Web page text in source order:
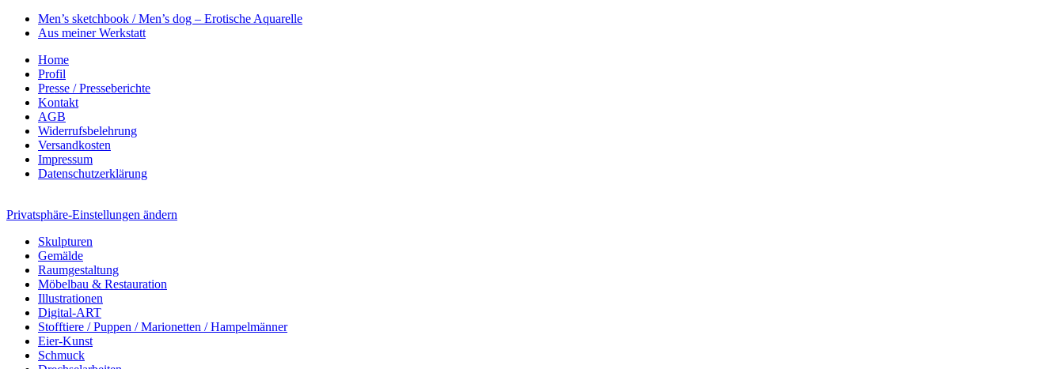
Men’s sketchbook / Men’s dog – Erotische Aquarelle
Aus meiner Werkstatt
Home
Profil
Presse / Presseberichte
Kontakt
AGB
Widerrufsbelehrung
Versandkosten
Impressum
Datenschutzerklärung
Privatsphäre-Einstellungen ändern
Skulpturen
Gemälde
Raumgestaltung
Möbelbau & Restauration
Illustrationen
Digital-ART
Stofftiere / Puppen / Marionetten / Hampelmänner
Eier-Kunst
Schmuck